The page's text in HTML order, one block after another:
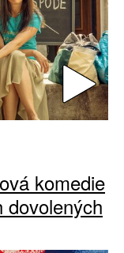
komedie
dovolených